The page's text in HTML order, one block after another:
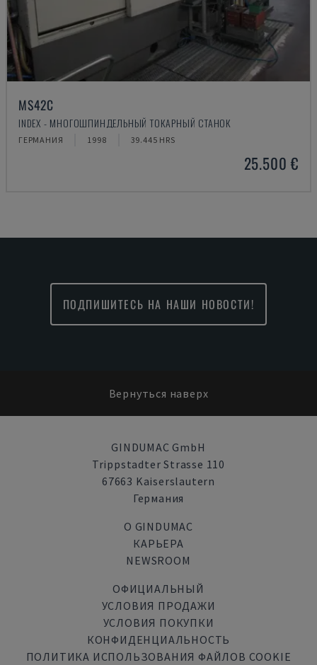
MS42C
INDEX - МНОГОШПИНДЕЛЬНЫЙ ТОКАРНЫЙ СТАНОК
ГЕРМАНИЯ 1998 39.445 HRS
25.500 €
ПОДПИШИТЕСЬ НА НАШИ НОВОСТИ!
Вернуться наверх
GINDUMAC GmbH
Trippstadter Strasse 110
67663 Kaiserslautern
Германия
О GINDUMAC
КАРЬЕРА
NEWSROOM
ОФИЦИАЛЬНЫЙ
УСЛОВИЯ ПРОДАЖИ
УСЛОВИЯ ПОКУПКИ
КОНФИДЕНЦИАЛЬНОСТЬ
ПОЛИТИКА ИСПОЛЬЗОВАНИЯ ФАЙЛОВ COOKIE